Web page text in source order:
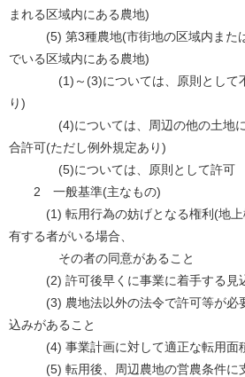
まれる区域内にある農地)
(5) 第3種農地(市街地の区域内または
でいる区域内にある農地)
(1)～(3)については、原則として不
り)
(4)については、周辺の他の土地に
合許可(ただし例外規定あり)
(5)については、原則として許可
2 一般基準(主なもの)
(1) 転用行為の妨げとなる権利(地上
有する者がいる場合、
その者の同意があること
(2) 許可後早くに事業に着手する見込
(3) 農地法以外の法令で許可等が必要
込みがあること
(4) 事業計画に対して適正な転用面
(5) 転用後、周辺農地の営農条件に支